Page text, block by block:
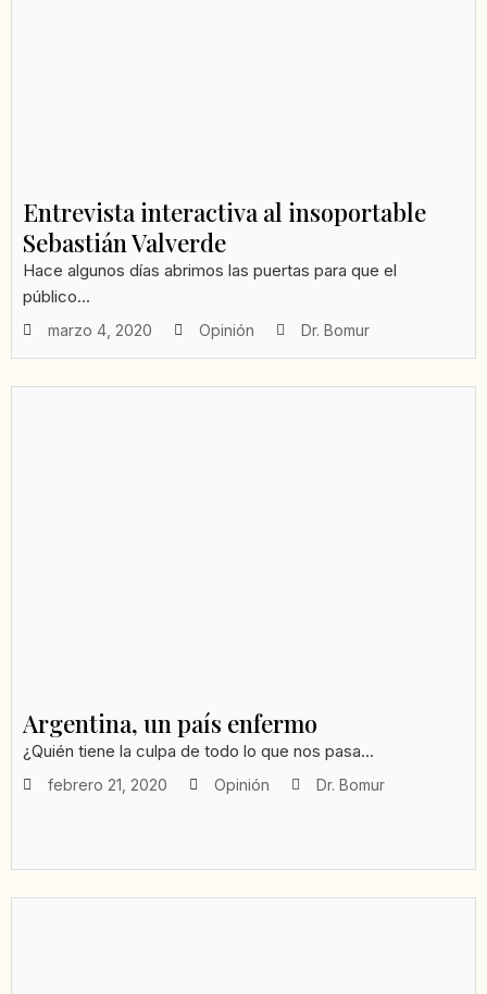
Entrevista interactiva al insoportable
Sebastián Valverde
Hace algunos días abrimos las puertas para que el
público...
marzo 4, 2020 Opinión Dr. Bomur
Argentina, un país enfermo
¿Quién tiene la culpa de todo lo que nos pasa...
febrero 21, 2020 Opinión Dr. Bomur